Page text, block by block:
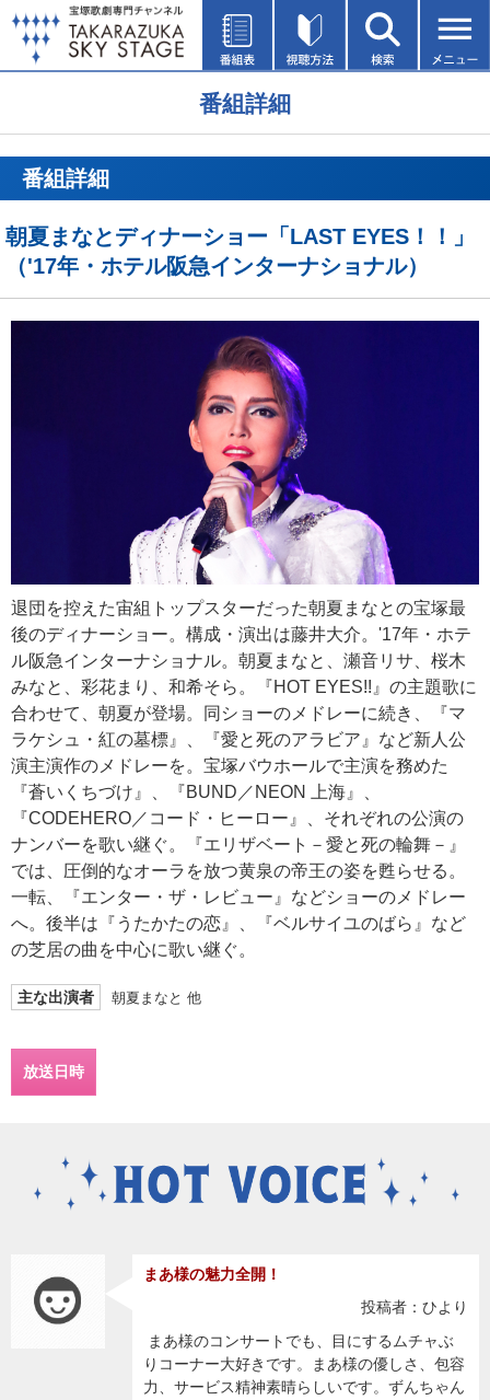
番組詳細
番組詳細
朝夏まなとディナーショー「LAST EYES！！」
（'17年・ホテル阪急インターナショナル）
退団を控えた宙組トップスターだった朝夏まなとの宝塚最
後のディナーショー。構成・演出は藤井大介。'17年・ホテ
ル阪急インターナショナル。朝夏まなと、瀬音リサ、桜木
みなと、彩花まり、和希そら。『HOT EYES!!』の主題歌に
合わせて、朝夏が登場。同ショーのメドレーに続き、『マ
ラケシュ・紅の墓標』、『愛と死のアラビア』など新人公
演主演作のメドレーを。宝塚バウホールで主演を務めた
『蒼いくちづけ』、『BUND／NEON 上海』、
『CODEHERO／コード・ヒーロー』、それぞれの公演の
ナンバーを歌い継ぐ。『エリザベート－愛と死の輪舞－』
では、圧倒的なオーラを放つ黄泉の帝王の姿を甦らせる。
一転、『エンター・ザ・レビュー』などショーのメドレー
へ。後半は『うたかたの恋』、『ベルサイユのばら』など
の芝居の曲を中心に歌い継ぐ。
主な出演者 朝夏まなと 他
放送日時
まあ様の魅力全開！
投稿者：ひより
まあ様のコンサートでも、目にするムチャぶ
りコーナー大好きです。まあ様の優しさ、包容
力、サービス精神素晴らしいです。ずんちゃん